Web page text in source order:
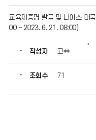
시
물
번
작
자,
등
교육제증명 발급 및 나이스 대
00 ~ 2023. 6. 21. 08:00)
작성자 고**
조회수 71